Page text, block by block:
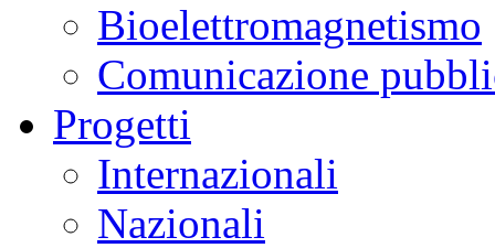
Bioelettromagnetismo
Comunicazione
Progetti
Internazionali
Nazionali